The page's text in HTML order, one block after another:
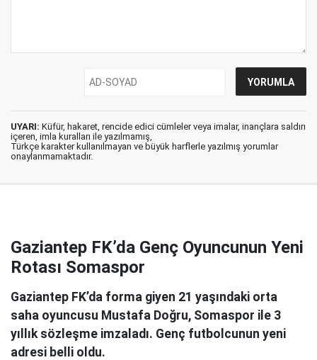
UYARI: Küfür, hakaret, rencide edici cümleler veya imalar, inançlara saldırı
içeren, imla kuralları ile yazılmamış,
Türkçe karakter kullanılmayan ve büyük harflerle yazılmış yorumlar
onaylanmamaktadır.
Gaziantep FK’da Genç Oyuncunun Yeni
Rotası Somaspor
Gaziantep FK’da forma giyen 21 yaşındaki orta
saha oyuncusu Mustafa Doğru, Somaspor ile 3
yıllık sözleşme imzaladı. Genç futbolcunun yeni
adresi belli oldu.